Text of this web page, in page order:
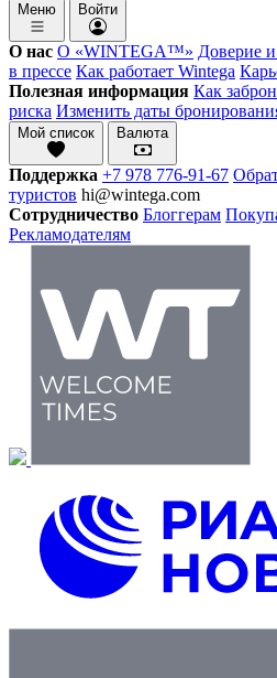
Меню Войти
О нас О «WINTEGA™» Доверие и
в прессе Как работает Wintega
Полезная информация Как
риска Изменить даты
Мой список Валюта
Поддержка +7 978 776-91-67
туристов hi@wintega.com
Сотрудничество Блоггерам
Рекламодателям